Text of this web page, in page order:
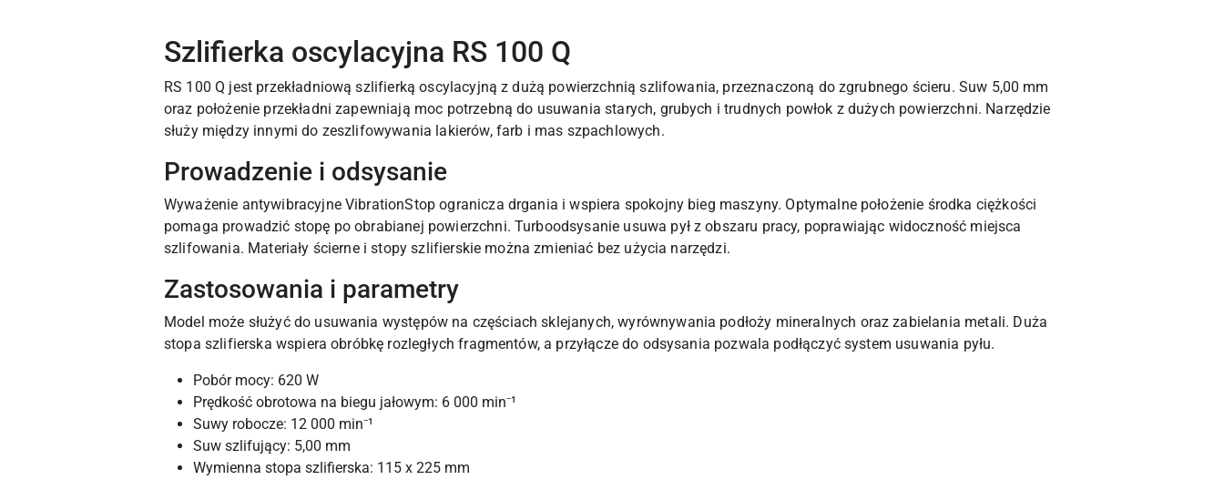
Szlifierka oscylacyjna RS 100 Q
RS 100 Q jest przekładniową szlifierką oscylacyjną z dużą powierzchnią szlifowania, przeznaczoną do zgrubnego ścieru. Suw 5,00 mm
oraz położenie przekładni zapewniają moc potrzebną do usuwania starych, grubych i trudnych powłok z dużych powierzchni. Narzędzie
służy między innymi do zeszlifowywania lakierów, farb i mas szpachlowych.
Prowadzenie i odsysanie
Wyważenie antywibracyjne VibrationStop ogranicza drgania i wspiera spokojny bieg maszyny. Optymalne położenie środka ciężkości
pomaga prowadzić stopę po obrabianej powierzchni. Turboodsysanie usuwa pył z obszaru pracy, poprawiając widoczność miejsca
szlifowania. Materiały ścierne i stopy szlifierskie można zmieniać bez użycia narzędzi.
Zastosowania i parametry
Model może służyć do usuwania występów na częściach sklejanych, wyrównywania podłoży mineralnych oraz zabielania metali. Duża
stopa szlifierska wspiera obróbkę rozległych fragmentów, a przyłącze do odsysania pozwala podłączyć system usuwania pyłu.
Pobór mocy: 620 W
Prędkość obrotowa na biegu jałowym: 6 000 min⁻¹
Suwy robocze: 12 000 min⁻¹
Suw szlifujący: 5,00 mm
Wymienna stopa szlifierska: 115 x 225 mm